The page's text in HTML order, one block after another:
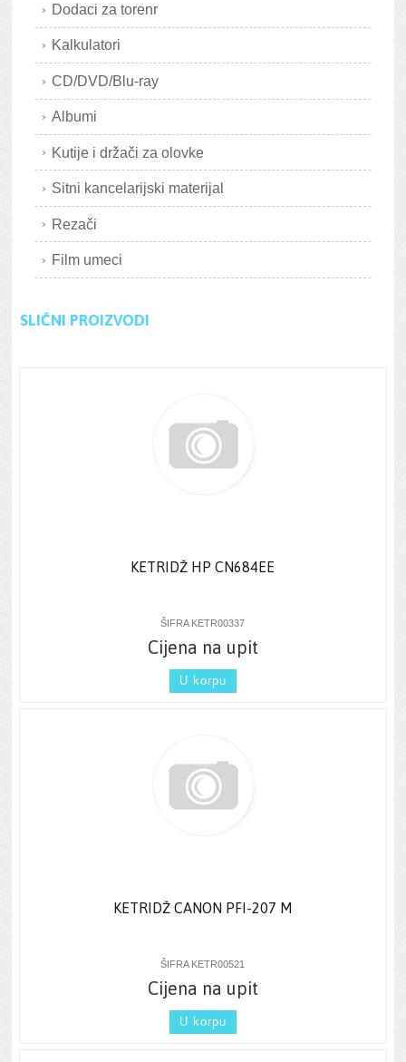
Dodaci za torenr
Kalkulatori
CD/DVD/Blu-ray
Albumi
Kutije i držači za olovke
Sitni kancelarijski materijal
Rezači
Film umeci
SLIČNI PROIZVODI
KETRIDŽ HP CN684EE
ŠIFRA KETR00337
Cijena na upit
U korpu
KETRIDŽ CANON PFI-207 M
ŠIFRA KETR00521
Cijena na upit
U korpu